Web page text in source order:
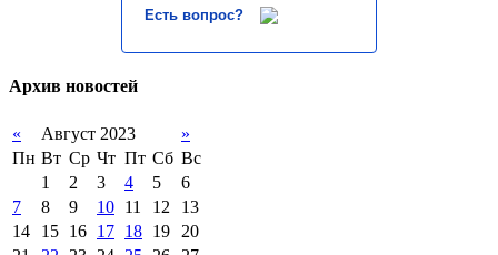
Есть вопрос?
Архив новостей
« Август 2023
»
Пн Вт Ср Чт Пт Сб Вс
1
2 3 4 5
6
7
8 9 10 11 12
13
14
15 16 17 18 19
20